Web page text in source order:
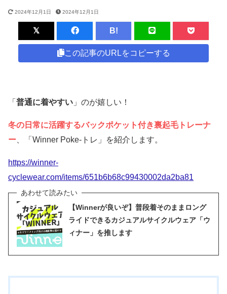
2024年12月1日 2024年12月1日
B!
この記事のURLをコピーする
「 普通に着やすい 」のが嬉しい！
冬の日常に活躍するバックポケット付き裏起毛トレーナ
ー 、「Winner Poke-トレ」を紹介します。
https://winner-
cyclewear.com/items/651b6b68c99430002da2ba81
【Winnerが良いぞ】普段着そのままロング
ライドできるカジュアルサイクルウェア「ウ
ィナー」を推します